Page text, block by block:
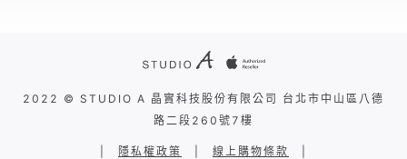
2022 © STUDIO A 晶實科技股份有限公司 台北市中山區八德
路二段260號7樓
隱私權政策 線上購物條款